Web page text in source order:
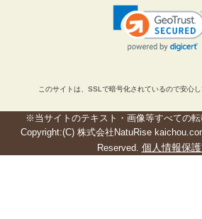
このサイトは、SSLで暗号化されているので安心し
※当サイトのテキスト・画像等すべての
Copyright:(C) 株式会社NatuRise
Reserved. 個人情報保